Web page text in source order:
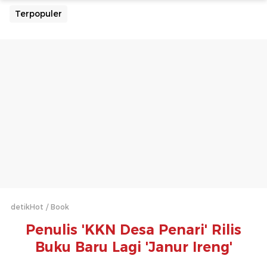
Terpopuler
detikHot Book
Penulis 'KKN Desa Penari' Rilis
Buku Baru Lagi 'Janur Ireng'